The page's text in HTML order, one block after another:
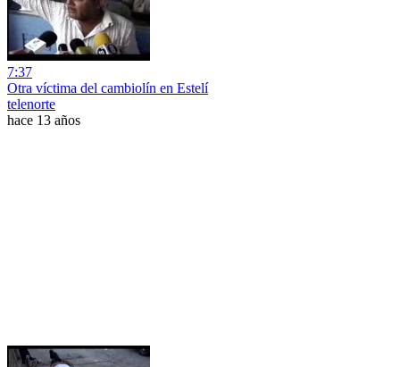
7:37
Otra víctima del cambiolín en Estelí
telenorte
hace 13 años